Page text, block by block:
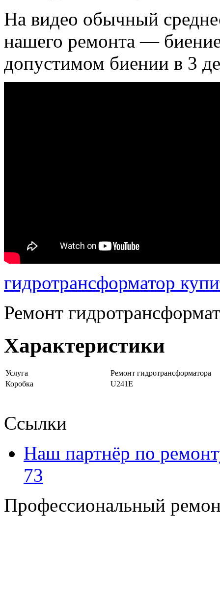
На видео обычный
нашего ремонта —
допустимом биении в 3
гидротрансформатор
Ремонт
Характеристики
Услуга
Ремонт гидротрансформатора
Коробка
U241E
Ссылки
Наш партнёр по
73
Профессиональный